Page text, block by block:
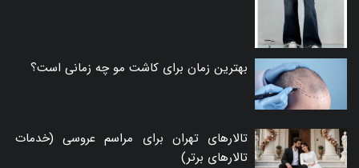
بهترین زمان برای کاشت مو چه زمانی است؟
تالارهای تهران برای مراسم عروسی (خدمات
تالارهای برتر)